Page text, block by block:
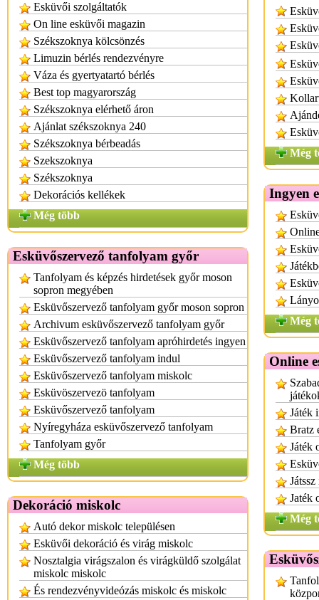
Esküvői szolgáltatók
On line esküvői magazin
Székszoknya kölcsönzés
Limuzin bérlés rendezvényre
Váza és gyertyatartó bérlés
Best top magyarország
Székszoknya elérhető áron
Ajánlat székszoknya 240
Székszoknya bérbeadás
Szekszoknya
Székszoknya
Dekorációs kellékek
Még több
Esküvőszervező tanfolyam győr
Tanfolyam és képzés hirdetések győr moson
sopron megyében
Esküvőszervező tanfolyam győr moson sopron
Archivum esküvőszervező tanfolyam győr
Esküvőszervező tanfolyam apróhirdetés ingyen
Esküvőszervező tanfolyam indul
Esküvőszervező tanfolyam miskolc
Esküvöszervezö tanfolyam
Esküvőszervező tanfolyam
Nyíregyháza esküvőszervező tanfolyam
Tanfolyam győr
Még több
Dekoráció miskolc
Autó dekor miskolc településen
Esküvői dekoráció és virág miskolc
Nosztalgia virágszalon és virágküldő szolgálat
miskolc miskolc
És rendezvényvideózás miskolc és miskolc
Még
Ingyen
Még
Online
Játék
Bratz
Játék
Jaték
Még